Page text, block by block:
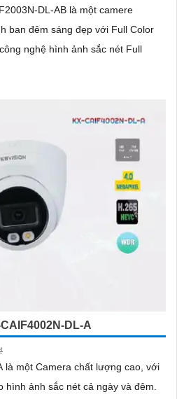
DL-AB là một camere
ban đêm sáng đẹp với Full Color
DL-A
là một Camera chất lượng cao, với
hình ảnh sắc nét cả ngày và đêm.